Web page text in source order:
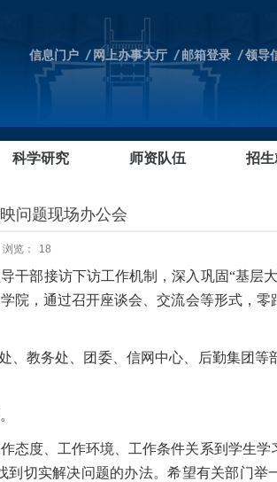
信息门户 网上办事大厅 邮箱登录 领导
科学研究 师资队伍 招
问题现场办公会
浏览： 18
干部接访下访工作机制，深入巩固“基层
院，通过召开座谈会、交流会等形式，
、教务处、团委、信网中心、后勤集团等
态度、工作环境、工作条件关系到学生学
切实解决问题的办法。希望有关部门举